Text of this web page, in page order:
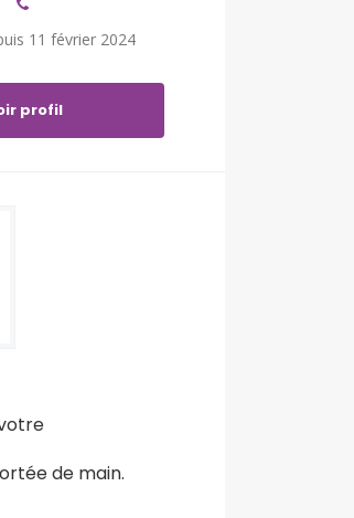
11 février 2024
profil
de main.